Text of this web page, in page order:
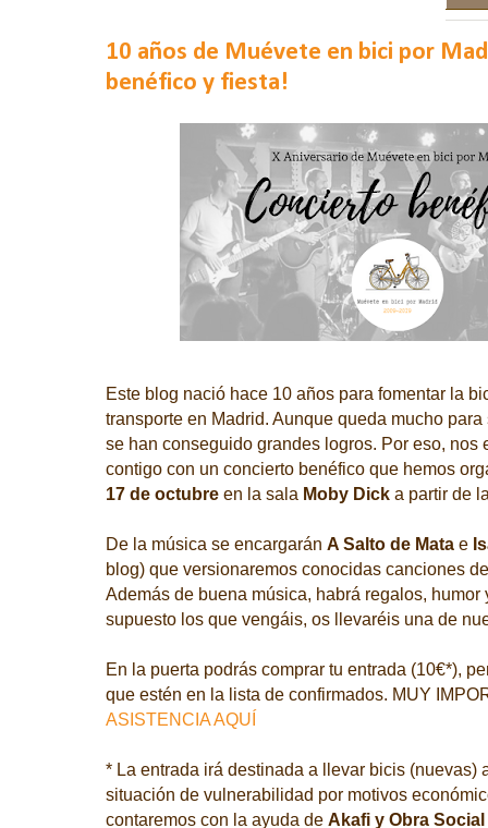
10 años de Muévete en bici por
benéfico y fiesta!
Este blog nació hace 10 años para fomentar la
transporte en Madrid. Aunque queda mucho
se han conseguido grandes logros. Por eso, nos
contigo con un concierto benéfico que hemos
17 de octubre en la sala Moby Dick a partir de
De la música se encargarán A Salto de Mata e
blog) que versionaremos conocidas canciones
Además de buena música, habrá regalos, humor
supuesto los que vengáis, os llevaréis una de
En la puerta podrás comprar tu entrada (10€*),
que estén en la lista de confirmados. MUY
ASISTENCIA AQUÍ
* La entrada irá destinada a llevar bicis (nuevas)
situación de vulnerabilidad por motivos
contaremos con la ayuda de Akafi y Obra